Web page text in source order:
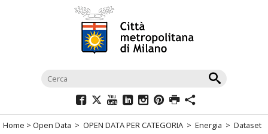
navigazione
Home > Open Data > OPEN DATA PER CATEGORIA > Energia > Dataset